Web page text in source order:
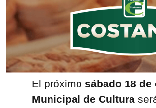
El próximo sábado 18 de
Municipal de Cultura